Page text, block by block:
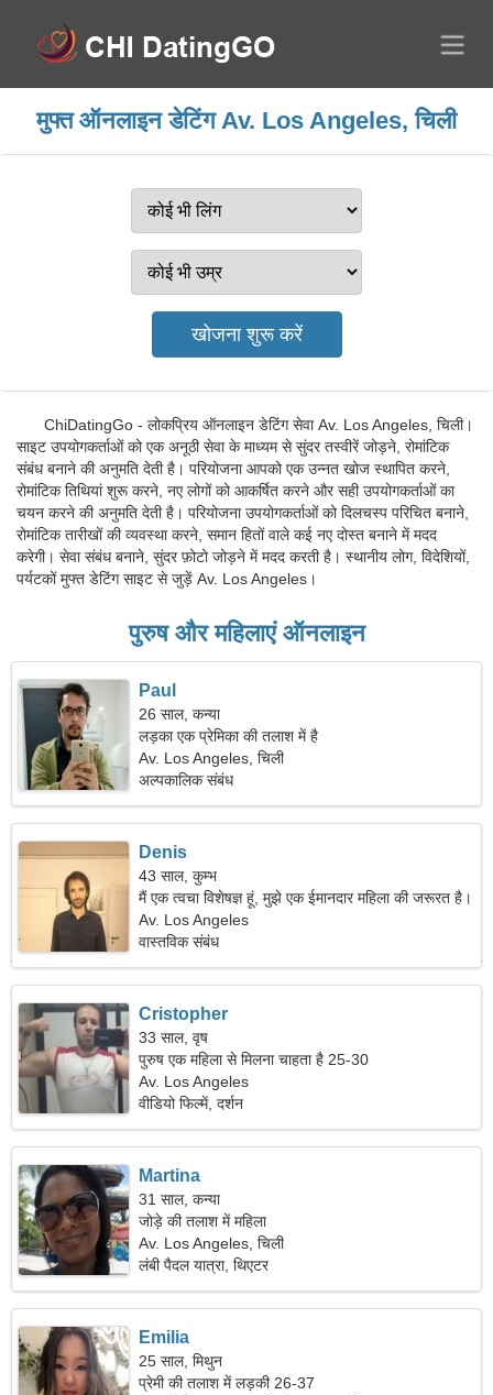
मुफ्त ऑनलाइन डेटिंग Av. Los Angeles, चिली
ChiDatingGo - लोकप्रिय ऑनलाइन डेटिंग सेवा Av. Los Angeles, चिली।
साइट उपयोगकर्ताओं को एक अनूठी सेवा के माध्यम से सुंदर तस्वीरें जोड़ने, रोमांटिक
संबंध बनाने की अनुमति देती है। परियोजना आपको एक उन्नत खोज स्थापित करने,
रोमांटिक तिथियां शुरू करने, नए लोगों को आकर्षित करने और सही उपयोगकर्ताओं का
चयन करने की अनुमति देती है। परियोजना उपयोगकर्ताओं को दिलचस्प परिचित बनाने,
रोमांटिक तारीखों की व्यवस्था करने, समान हितों वाले कई नए दोस्त बनाने में मदद
करेगी। सेवा संबंध बनाने, सुंदर फ़ोटो जोड़ने में मदद करती है। स्थानीय लोग, विदेशियों,
पर्यटकों मुफ्त डेटिंग साइट से जुड़ें Av. Los Angeles।
पुरुष और महिलाएं ऑनलाइन
Paul
26 साल, कन्या
लड़का एक प्रेमिका की तलाश में है
Av. Los Angeles, चिली
अल्पकालिक संबंध
Denis
43 साल, कुम्भ
मैं एक त्वचा विशेषज्ञ हूं, मुझे एक ईमानदार महिला की जरूरत है।
Av. Los Angeles
वास्तविक संबंध
Cristopher
33 साल, वृष
पुरुष एक महिला से मिलना चाहता है 25-30
Av. Los Angeles
वीडियो फिल्में, दर्शन
Martina
31 साल, कन्या
जोड़े की तलाश में महिला
Av. Los Angeles, चिली
लंबी पैदल यात्रा, थिएटर
Emilia
25 साल, मिथुन
प्रेमी की तलाश में लड़की 26-37